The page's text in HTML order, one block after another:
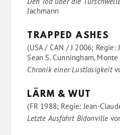
Jachmann
TRAPPED ASHES
(USA / CAN / J 2006; Regie:
Sean S. Cunningham,
Chronik einer Lustlosigkeit
LÄRM & WUT
(FR 1988; Regie: Jean-
Letzte Ausfahrt Bidonville